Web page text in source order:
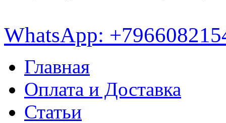
WhatsApp:
Главная
Оплата и Доставка
Статьи